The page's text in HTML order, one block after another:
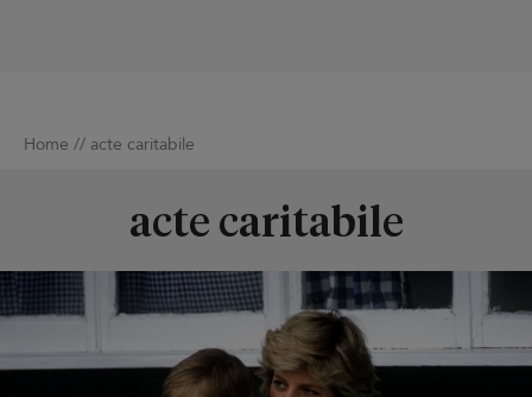
Home // acte caritabile
acte caritabile